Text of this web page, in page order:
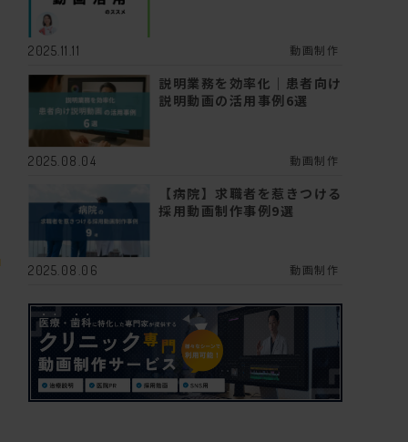
2025.11.11 動画制作
説明業務を効率化｜患者向け
説明動画の活用事例6選
2025.08.04 動画制作
【病院】求職者を惹きつける
採用動画制作事例9選
2025.08.06 動画制作